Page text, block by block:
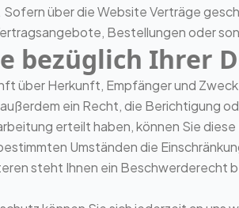
über die Website Verträge
Bestellungen oder
bezüglich Ihrer
über Herkunft, Empfänger und
ein Recht, die Berichtigung
erteilt haben, können Sie
Umständen die
steht Ihnen ein Beschwerderecht